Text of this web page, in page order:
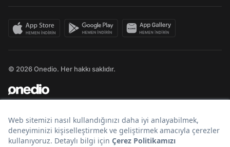
© 2026 Onedio. Her hakkı saklıdır.
Bir markasıdır.